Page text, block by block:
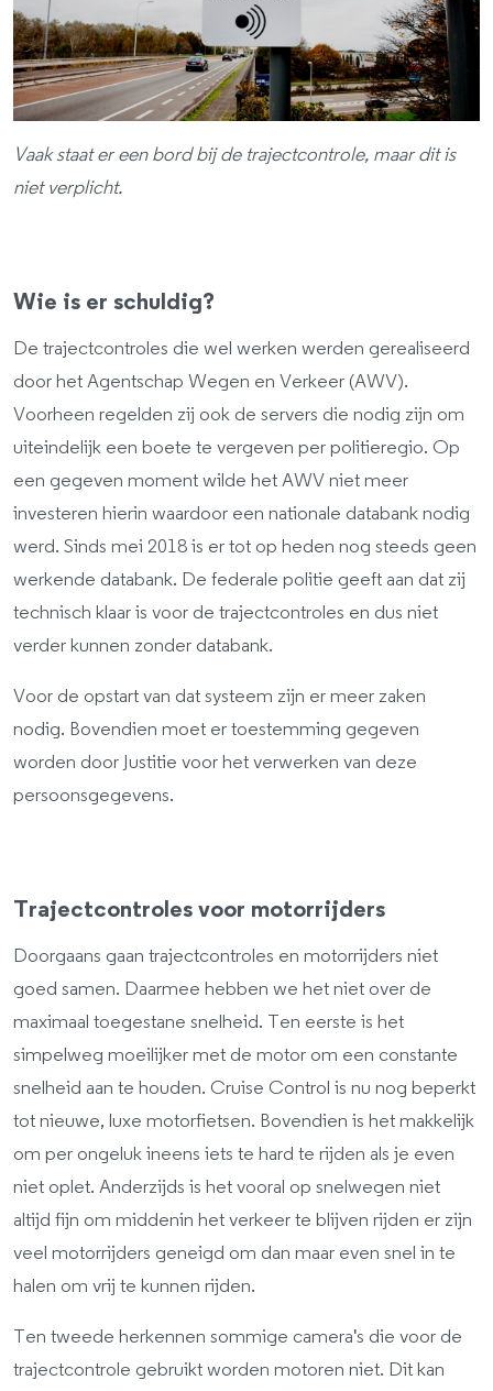
Vaak staat er een bord bij de trajectcontrole, maar dit is
niet verplicht.
Wie is er schuldig?
De trajectcontroles die wel werken werden gerealiseerd
door het Agentschap Wegen en Verkeer (AWV).
Voorheen regelden zij ook de servers die nodig zijn om
uiteindelijk een boete te vergeven per politieregio. Op
een gegeven moment wilde het AWV niet meer
investeren hierin waardoor een nationale databank nodig
werd. Sinds mei 2018 is er tot op heden nog steeds geen
werkende databank. De federale politie geeft aan dat zij
technisch klaar is voor de trajectcontroles en dus niet
verder kunnen zonder databank.
Voor de opstart van dat systeem zijn er meer zaken
nodig. Bovendien moet er toestemming gegeven
worden door Justitie voor het verwerken van deze
persoonsgegevens.
Trajectcontroles voor motorrijders
Doorgaans gaan trajectcontroles en motorrijders niet
goed samen. Daarmee hebben we het niet over de
maximaal toegestane snelheid. Ten eerste is het
simpelweg moeilijker met de motor om een constante
snelheid aan te houden. Cruise Control is nu nog beperkt
tot nieuwe, luxe motorfietsen. Bovendien is het makkelijk
om per ongeluk ineens iets te hard te rijden als je even
niet oplet. Anderzijds is het vooral op snelwegen niet
altijd fijn om middenin het verkeer te blijven rijden er zijn
veel motorrijders geneigd om dan maar even snel in te
halen om vrij te kunnen rijden.
Ten tweede herkennen sommige camera's die voor de
trajectcontrole gebruikt worden motoren niet. Dit kan